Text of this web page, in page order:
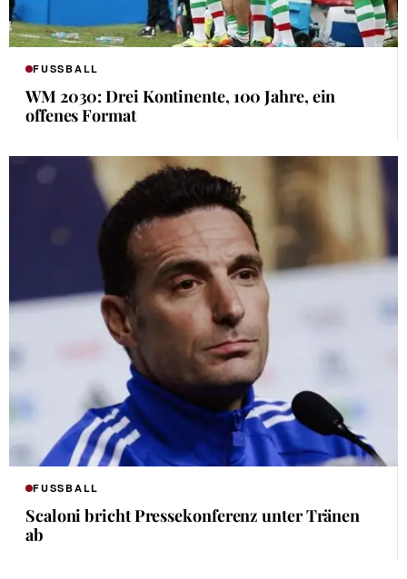
FUSSBALL
WM 2030: Drei Kontinente, 100 Jahre, ein
offenes Format
FUSSBALL
Scaloni bricht Pressekonferenz unter Tränen
ab